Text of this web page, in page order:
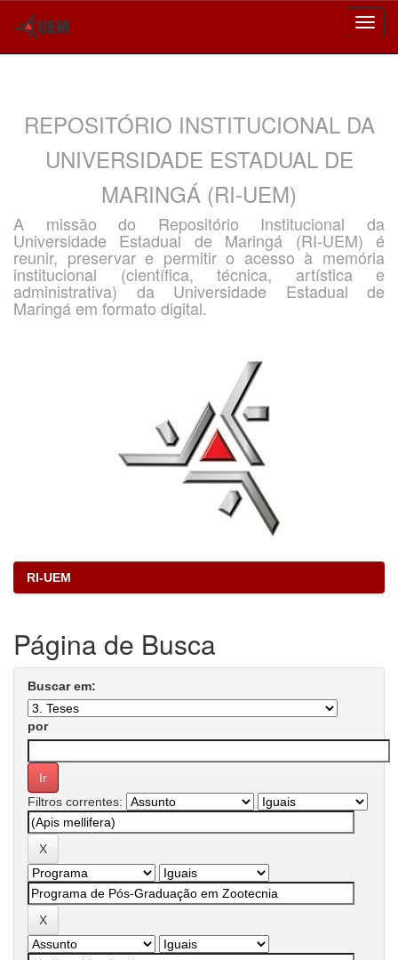
REPOSITÓRIO INSTITUCIONAL DA
UNIVERSIDADE ESTADUAL DE
MARINGÁ (RI-UEM)
A missão do Repositório Institucional da
Universidade Estadual de Maringá (RI-UEM) é
reunir, preservar e permitir o acesso à memória
institucional (científica, técnica, artística e
administrativa) da Universidade Estadual de
Maringá em formato digital.
RI-UEM
Página de Busca
Buscar em:
por
Filtros correntes: